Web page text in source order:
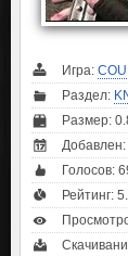
Игра:
Раздел:
Размер:
Голосов:
Рейтинг: